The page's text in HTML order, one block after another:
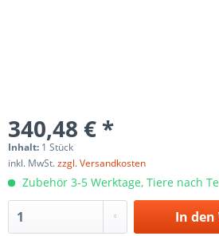
340,48 € *
Inhalt: 1 Stück
inkl. MwSt.zzgl. Versandkosten
Zubehör 3-5 Werktage, Tiere nach
In den